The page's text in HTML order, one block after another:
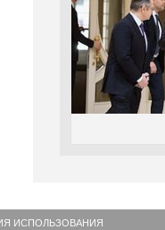
ИСПОЛЬЗОВАНИЯ